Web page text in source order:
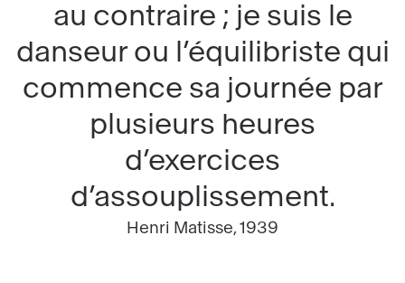
au contraire ; je suis le
danseur ou l’équilibriste qui
commence sa journée par
plusieurs heures
d’exercices
d’assouplissement.
Henri Matisse, 1939